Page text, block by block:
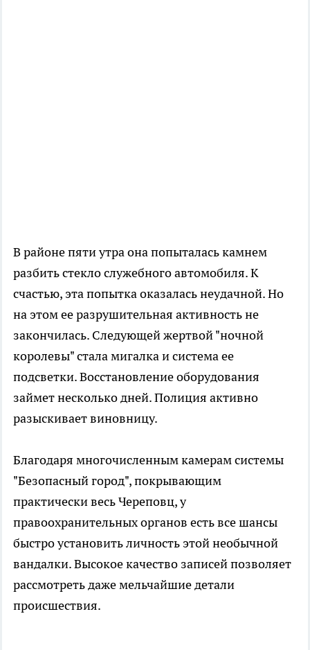
В районе пяти утра она попыталась камнем
разбить стекло служебного автомобиля. К
счастью, эта попытка оказалась неудачной. Но
на этом ее разрушительная активность не
закончилась. Следующей жертвой "ночной
королевы" стала мигалка и система ее
подсветки. Восстановление оборудования
займет несколько дней. Полиция активно
разыскивает виновницу.
Благодаря многочисленным камерам системы
"Безопасный город", покрывающим
практически весь Череповц, у
правоохранительных органов есть все шансы
быстро установить личность этой необычной
вандалки. Высокое качество записей позволяет
рассмотреть даже мельчайшие детали
происшествия.